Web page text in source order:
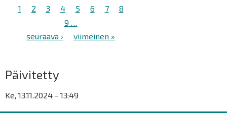
Sivutus
Tämänhetkinen
1 Sivu
2 Sivu
3 Sivu
4 Sivu
5 Sivu
6 Sivu
7 Sivu
8
Sivu
9 …
Seuraava
seuraava ›
Viimeinen
viimeinen »
Päivitetty
Ke, 13.11.2024 - 13:49